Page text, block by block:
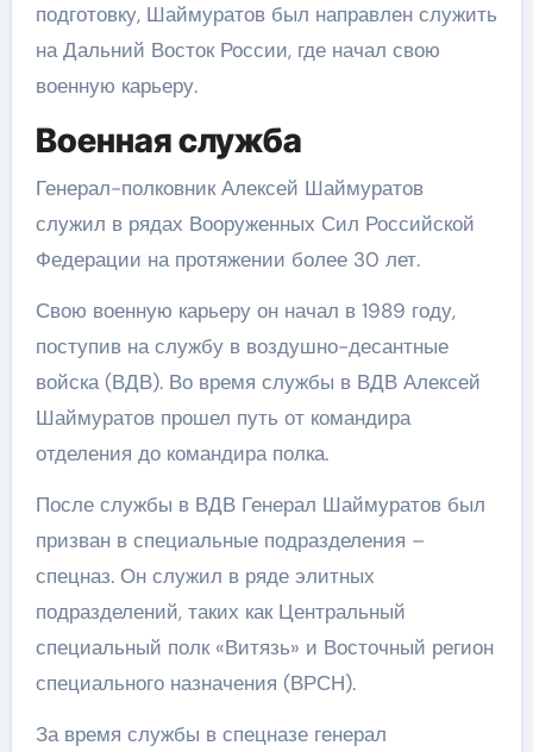
подготовку, Шаймуратов был направлен служить
на Дальний Восток России, где начал свою
военную карьеру.
Военная служба
Генерал-полковник Алексей Шаймуратов
служил в рядах Вооруженных Сил Российской
Федерации на протяжении более 30 лет.
Свою военную карьеру он начал в 1989 году,
поступив на службу в воздушно-десантные
войска (ВДВ). Во время службы в ВДВ Алексей
Шаймуратов прошел путь от командира
отделения до командира полка.
После службы в ВДВ Генерал Шаймуратов был
призван в специальные подразделения –
спецназ. Он служил в ряде элитных
подразделений, таких как Центральный
специальный полк «Витязь» и Восточный регион
специального назначения (ВРСН).
За время службы в спецназе генерал